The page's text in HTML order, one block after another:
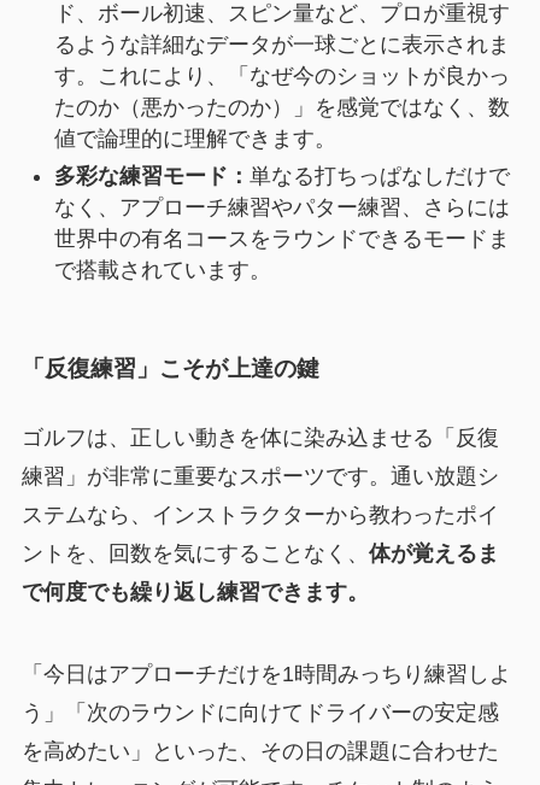
ド、ボール初速、スピン量など、プロが重視す
るような詳細なデータが一球ごとに表示されま
す。これにより、「なぜ今のショットが良かっ
たのか（悪かったのか）」を感覚ではなく、数
値で論理的に理解できます。
多彩な練習モード： 単なる打ちっぱなしだけで
なく、アプローチ練習やパター練習、さらには
世界中の有名コースをラウンドできるモードま
で搭載されています。
「反復練習」こそが上達の鍵
ゴルフは、正しい動きを体に染み込ませる「反復
練習」が非常に重要なスポーツです。通い放題シ
ステムなら、インストラクターから教わったポイ
ントを、回数を気にすることなく、 体が覚えるま
で何度でも繰り返し練習できます。
「今日はアプローチだけを1時間みっちり練習しよ
う」「次のラウンドに向けてドライバーの安定感
を高めたい」といった、その日の課題に合わせた